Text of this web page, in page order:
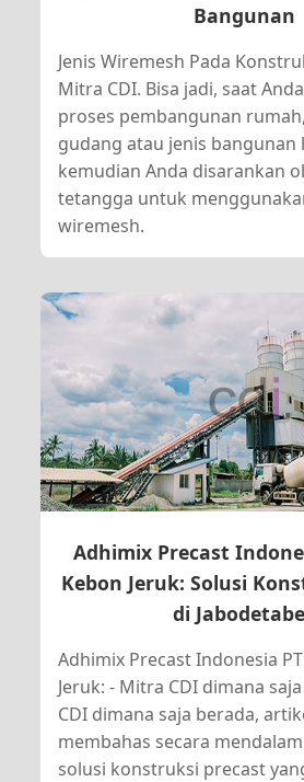
Bangunan
Jenis Wiremesh Pada
Mitra CDI. Bisa jadi, saat
proses pembangunan
gudang atau jenis bangunan
kemudian Anda disarankan
tetangga untuk
wiremesh.
Adhimix Precast
Kebon Jeruk: Solusi
di
Adhimix Precast Indonesia
Jeruk: - Mitra CDI dimana
CDI dimana saja berada,
membahas secara
solusi konstruksi precast